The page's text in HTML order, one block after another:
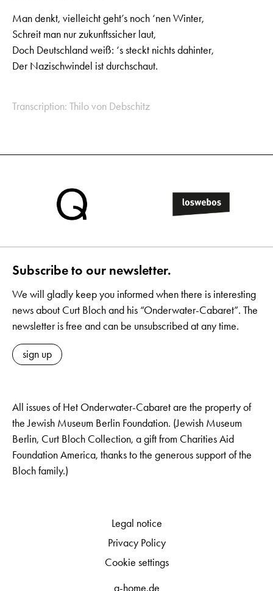
Man denkt, vielleicht geht’s noch ‘nen Winter,
Schreit man nur zukunftssicher laut,
Doch Deutschland weiß: ‘s steckt nichts dahinter,
Der Nazischwindel ist durchschaut.
Transcription: Thilo von Debschitz
Subscribe to our newsletter.
We will gladly keep you informed when there is interesting
news about Curt Bloch and his “Onderwater-Cabaret”. The
newsletter is free and can be unsubscribed at any time.
sign up
All issues of Het Onderwater-Cabaret are the property of
the Jewish Museum Berlin Foundation. (Jewish Museum
Berlin, Curt Bloch Collection, a gift from Charities Aid
Foundation America, thanks to the generous support of the
Bloch family.)
q-home.de
Legal notice
Privacy Policy
Cookie settings